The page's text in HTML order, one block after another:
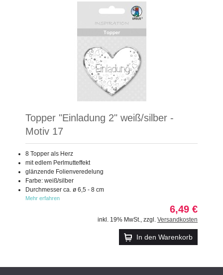
Topper "Einladung 2" weiß/silber -
Motiv 17
8 Topper als Herz
mit edlem Perlmutteffekt
glänzende Folienveredelung
Farbe: weiß/silber
Durchmesser ca. ø 6,5 - 8 cm
Mehr erfahren
6,49 €
inkl. 19% MwSt. zzgl. Versandkosten
In den Warenkorb